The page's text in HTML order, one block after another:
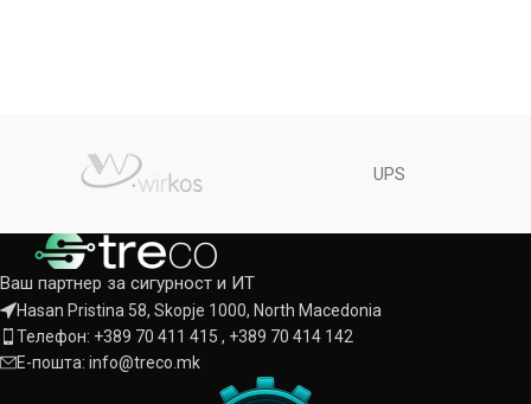
UPS
Ваш партнер за сигурност и ИТ
Hasan Pristina 58, Skopje 1000, North Macedonia
Телефон: +389 70 411 415 , +389 70 414 142
Е-пошта: info@treco.mk